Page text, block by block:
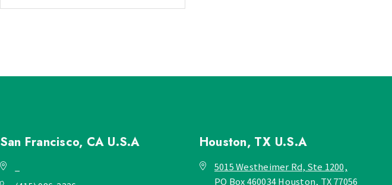
San Francisco, CA U.S.A Houston, TX U.S.A
5015 Westheimer Rd, Ste 1200,
PO Box 460034 Houston, TX 77056